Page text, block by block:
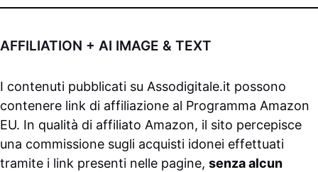
AFFILIATION + AI IMAGE & TEXT
I contenuti pubblicati su Assodigitale.it possono
contenere link di affiliazione al Programma Amazon
EU. In qualità di affiliato Amazon, il sito percepisce
una commissione sugli acquisti idonei effettuati
tramite i link presenti nelle pagine, senza alcun